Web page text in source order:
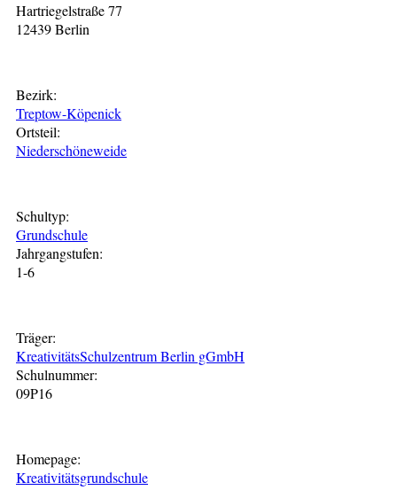
Hartriegelstraße 77
12439 Berlin
Bezirk:
Treptow-Köpenick
Ortsteil:
Niederschöneweide
Schultyp:
Grundschule
Jahrgangstufen:
1-6
Träger:
KreativitätsSchulzentrum Berlin gGmbH
Schulnummer:
09P16
Homepage:
Kreativitätsgrundschule